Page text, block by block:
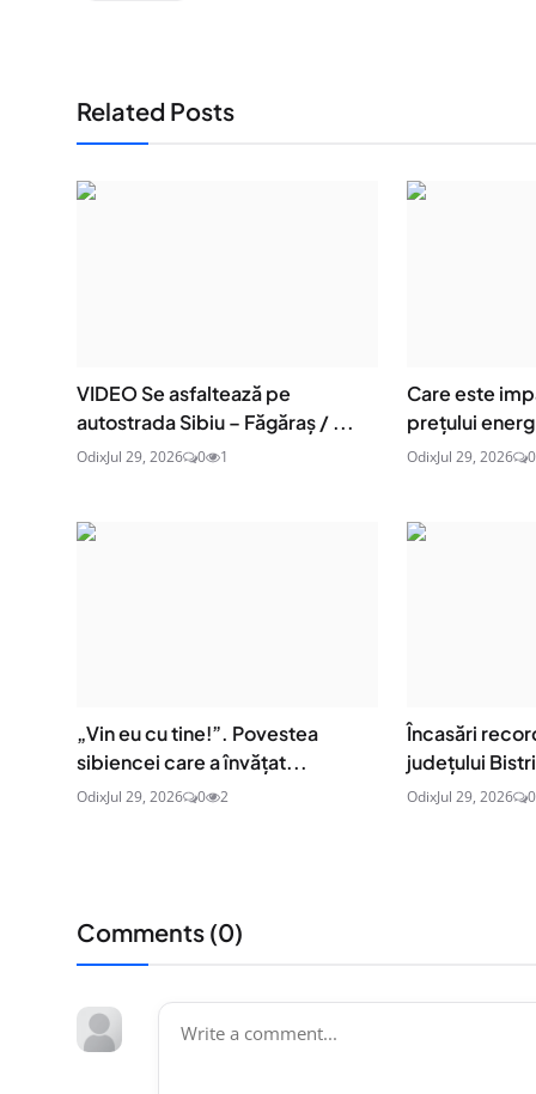
Related Posts
VIDEO Se asfaltează pe
autostrada Sibiu – Făgăraș / ...
OdixJul 29, 2026 0 1
Care este
prețului
OdixJul 29, 2026 0
„Vin eu cu tine!”. Povestea
sibiencei care a învățat...
OdixJul 29, 2026 0 2
Încasări
județului
OdixJul 29, 2026 0
Comments (0)